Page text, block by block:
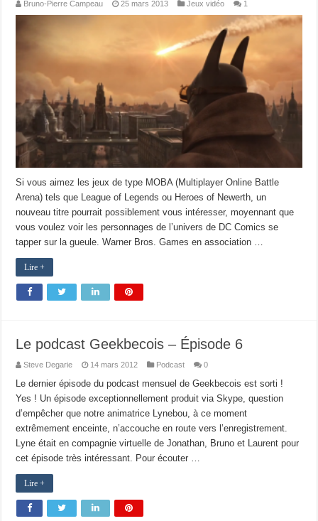
Bruno-Pierre Campeau 25 mars 2013 Jeux vidéo 1
Si vous aimez les jeux de type MOBA (Multiplayer Online Battle
Arena) tels que League of Legends ou Heroes of Newerth, un
nouveau titre pourrait possiblement vous intéresser, moyennant que
vous voulez voir les personnages de l’univers de DC Comics se
tapper sur la gueule. Warner Bros. Games en association …
Lire +
Le podcast Geekbecois – Épisode 6
Steve Degarie 14 mars 2012 Podcast 0
Le dernier épisode du podcast mensuel de Geekbecois est sorti !
Yes ! Un épisode exceptionnellement produit via Skype, question
d’empêcher que notre animatrice Lynebou, à ce moment
extrêmement enceinte, n’accouche en route vers l’enregistrement.
Lyne était en compagnie virtuelle de Jonathan, Bruno et Laurent pour
cet épisode très intéressant. Pour écouter …
Lire +